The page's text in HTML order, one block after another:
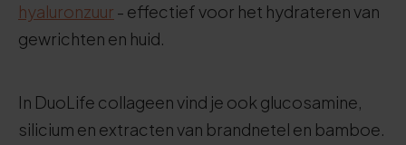
hyaluronzuur - effectief voor het hydrateren van
gewrichten en huid.
In DuoLife collageen vind je ook glucosamine,
silicium en extracten van brandnetel en bamboe.